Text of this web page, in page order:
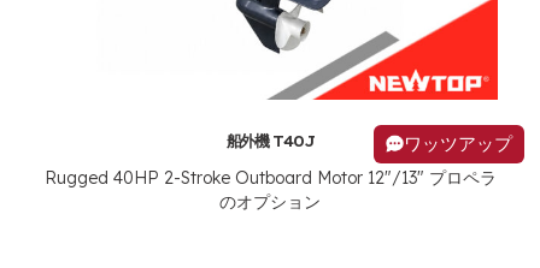
船外機 T40J
Rugged 40HP 2-Stroke Outboard Motor12"/13" プロペラ
のオプション
ワッツアップ